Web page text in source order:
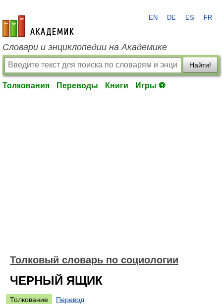
academic.ru
EN DE ES FR
Словари и энциклопедии на Академике
Найти!
Толкования Переводы Книги Игры ⚽
Толковый словарь по социологии
ЧЕРНЫЙ ЯЩИК
Толкование
Перевод